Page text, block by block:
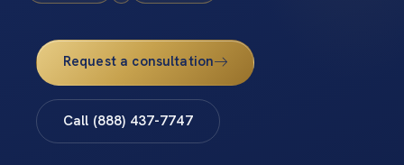
Request a consultation
Call (888) 437-7747